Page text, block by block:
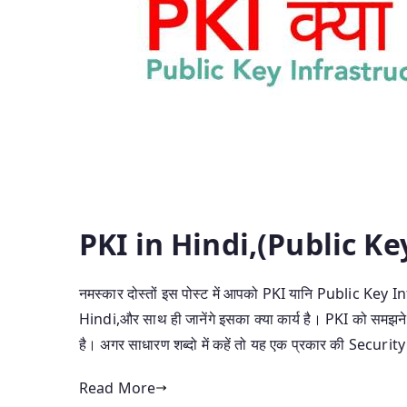
PKI in Hindi,(Public
नमस्कार दोस्तों इस पोस्ट में आपको PKI यानि Public
Hindi,और साथ ही जानेंगे इसका क्या कार्य है। PKI को
है। अगर साधारण शब्दो में कहें तो यह एक प्रकार की
Read More